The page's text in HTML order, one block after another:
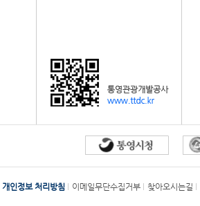
개인정보 처리방침 이메일무단수집거부 찾아오시는길